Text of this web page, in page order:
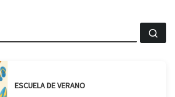
ESCUELA DE VERANO